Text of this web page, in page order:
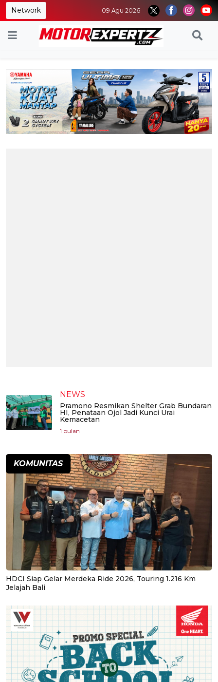
Network 09 Agu 2026
NEWS
Pramono Resmikan Shelter Grab Bundaran
HI, Penataan Ojol Jadi Kunci Urai
Kemacetan
1 bulan
KOMUNITAS
HDCI Siap Gelar Merdeka Ride 2026, Touring 1.216 Km
Jelajah Bali